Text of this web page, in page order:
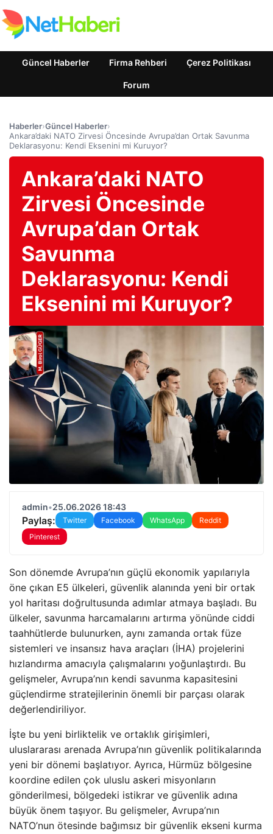
Güncel Haberler Firma Rehberi Çerez Politikası
Forum
Haberler›Güncel Haberler›
Ankara’daki NATO Zirvesi Öncesinde Avrupa’dan Ortak Savunma
Deklarasyonu: Kendi Eksenini mi Kuruyor?
Ankara’daki NATO
Zirvesi Öncesinde
Avrupa’dan Ortak
Savunma
Deklarasyonu: Kendi
Eksenini mi Kuruyor?
admin•25.06.2026 18:43
Paylaş: Twitter Facebook WhatsApp
Reddit
Pinterest
Son dönemde Avrupa’nın güçlü ekonomik yapılarıyla
öne çıkan E5 ülkeleri, güvenlik alanında yeni bir ortak
yol haritası doğrultusunda adımlar atmaya başladı. Bu
ülkeler, savunma harcamalarını artırma yönünde ciddi
taahhütlerde bulunurken, aynı zamanda ortak füze
sistemleri ve insansız hava araçları (İHA) projelerini
hızlandırma amacıyla çalışmalarını yoğunlaştırdı. Bu
gelişmeler, Avrupa’nın kendi savunma kapasitesini
güçlendirme stratejilerinin önemli bir parçası olarak
değerlendiriliyor.
İşte bu yeni birliktelik ve ortaklık girişimleri,
uluslararası arenada Avrupa’nın güvenlik politikalarında
yeni bir dönemi başlatıyor. Ayrıca, Hürmüz bölgesine
koordine edilen çok uluslu askeri misyonların
gönderilmesi, bölgedeki istikrar ve güvenlik adına
büyük önem taşıyor. Bu gelişmeler, Avrupa’nın
NATO’nun ötesinde bağımsız bir güvenlik ekseni kurma